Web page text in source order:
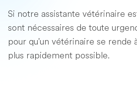
Si notre assistante vétérinaire
sont nécessaires de toute
pour qu'un vétérinaire se rende
plus rapidement possible.